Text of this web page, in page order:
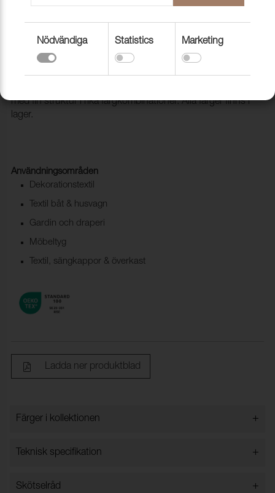
Tyg Casino 355 Pine
1004208
med fin struktur i rika färgkombinationer. Alla färger finns i
lager.
Användningsområden
Dekorationstextil
Textil båt & husvagn
Gardin och draperi
Möbeltyg
Textil, sängkappor & överkast
Ladda ner produktblad
Färger i kollektionen +
Färger i kollektionen
Teknisk specifikation +
Bredd:
Skötselråd +
Nödvändiga Statistics Marketing